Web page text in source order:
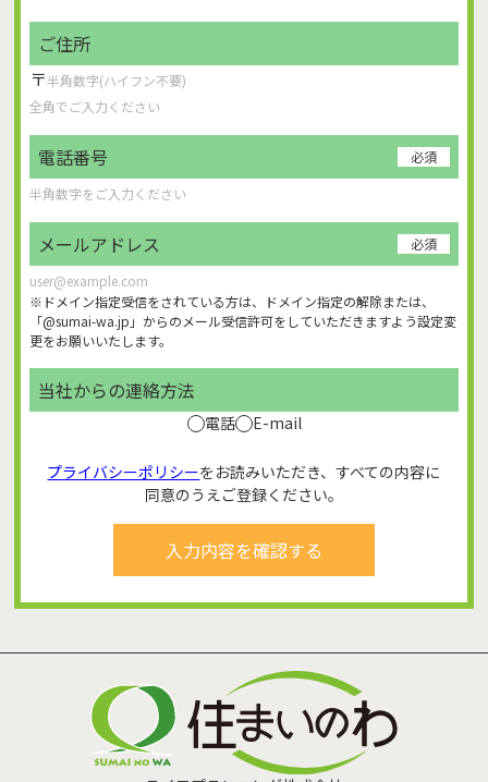
ご住所
〒
電話番号 必須
メールアドレス 必須
※ドメイン指定受信をされている方は、ドメイン指定の解除または、
「@sumai-wa.jp」からのメール受信許可をしていただきますよう設定変
更をお願いいたします。
当社からの連絡方法
電話 E-mail
プライバシーポリシーをお読みいただき、すべての内容に
同意のうえご登録ください。